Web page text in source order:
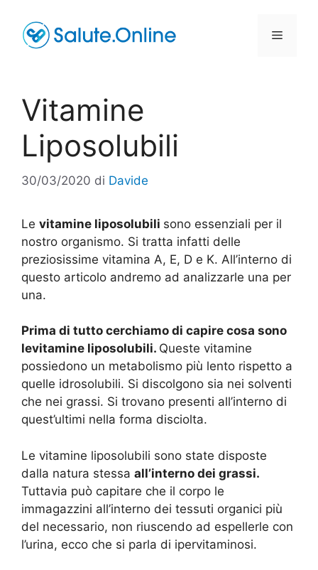
contenuto
Menu
Vitamine
Liposolubili
30/03/2020 di Davide
Le vitamine liposolubili sono essenziali per il
nostro organismo. Si tratta infatti delle
preziosissime vitamina A, E, D e K. All’interno di
questo articolo andremo ad analizzarle una per
una.
Prima di tutto cerchiamo di capire cosa sono
levitamine liposolubili. Queste vitamine
possiedono un metabolismo più lento rispetto a
quelle idrosolubili. Si discolgono sia nei solventi
che nei grassi. Si trovano presenti all’interno di
quest’ultimi nella forma disciolta.
Le vitamine liposolubili sono state disposte
dalla natura stessa all’interno dei grassi.
Tuttavia può capitare che il corpo le
immagazzini all’interno dei tessuti organici più
del necessario, non riuscendo ad espellerle con
l’urina, ecco che si parla di ipervitaminosi.